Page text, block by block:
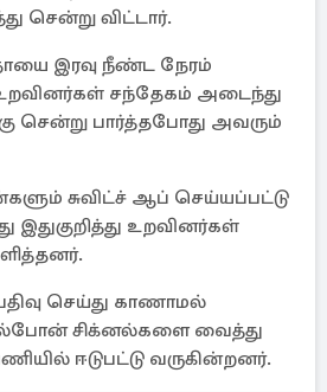
சென்று விட்டார்.
இரவு நீண்ட நேரம்
சந்தேகம் அடைந்து
சென்று பார்த்தபோது அவரும்
சுவிட்ச் ஆப் செய்யப்பட்டு
இதுகுறித்து உறவினர்கள்
செய்து காணாமல்
சிக்னல்களை வைத்து
ஈடுபட்டு வருகின்றனர்.